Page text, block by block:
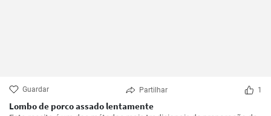
Guardar Partilhar 1
Lombo de porco assado lentamente